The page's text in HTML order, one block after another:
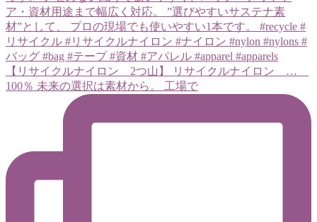
【リサイクルナイロン 2つ山】 リサイクルナイロン …
100％ 未来の選択は素材から。 工場で